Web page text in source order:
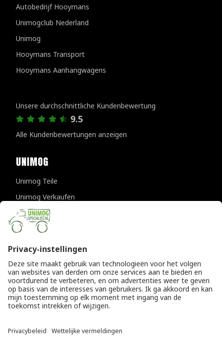
Autobedrijf Hooymans
Unimogclub Nederland
Unimog
Hooymans Transport
Hooymans Aanhangwagens
Unsere durchschnittliche Kundenbewertung
9.5
Alle Kundenbewertungen anzeigen
UNIMOG
Unimog Teile
Unimog Verkaufen
Unimog Wartung & Reparatur
Unimog Zubehör
Unimog APK-prufungen
KONTAKTDATEN
Provincialeweg 94-98
5334 JK Velddriel
Die Niederlande
+31 (0)418 632073